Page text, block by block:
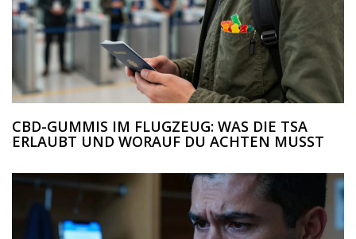
CBD-GUMMIS IM FLUGZEUG: WAS DIE TSA
ERLAUBT UND WORAUF DU ACHTEN MUSST